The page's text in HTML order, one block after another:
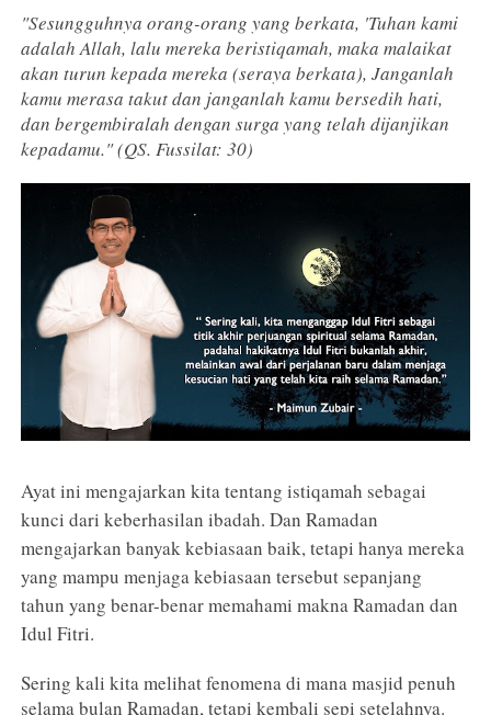
"Sesungguhnya orang-orang yang berkata, 'Tuhan kami
adalah Allah, lalu mereka beristiqamah, maka malaikat
akan turun kepada mereka (seraya berkata), Janganlah
kamu merasa takut dan janganlah kamu bersedih hati,
dan bergembiralah dengan surga yang telah dijanjikan
kepadamu." (QS. Fussilat: 30)
Ayat ini mengajarkan kita tentang istiqamah sebagai
kunci dari keberhasilan ibadah. Dan Ramadan
mengajarkan banyak kebiasaan baik, tetapi hanya mereka
yang mampu menjaga kebiasaan tersebut sepanjang
tahun yang benar-benar memahami makna Ramadan dan
Idul Fitri.
Sering kali kita melihat fenomena di mana masjid penuh
selama bulan Ramadan, tetapi kembali sepi setelahnya.